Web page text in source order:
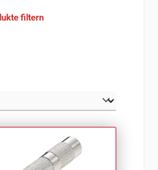
filtern